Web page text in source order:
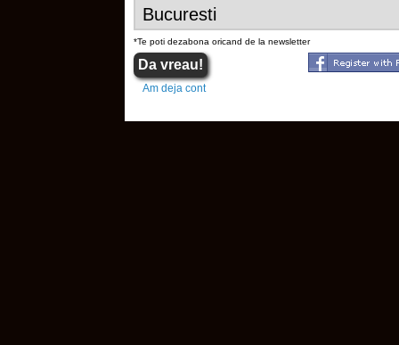
*Te poti dezabona oricand de la newsletter
Am deja cont